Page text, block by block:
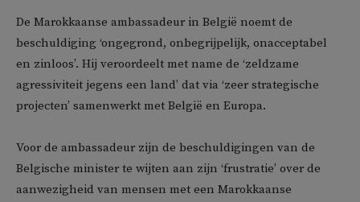
De Marokkaanse ambassadeur in België noemt de
beschuldiging ‘ongegrond, onbegrijpelijk, onacceptabel
en zinloos’. Hij veroordeelt met name de ‘zeldzame
agressiviteit jegens een land’ dat via ‘zeer strategische
projecten’ samenwerkt met België en Europa.
Voor de ambassadeur zijn de beschuldigingen van de
Belgische minister te wijten aan zijn ‘frustratie’ over de
aanwezigheid van mensen met een Marokkaanse